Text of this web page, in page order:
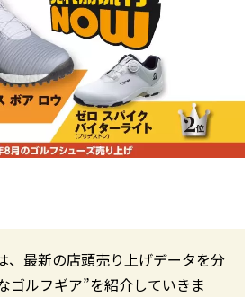
、最新の店頭売り上げデータを分
ゴルフギア”を紹介していきま